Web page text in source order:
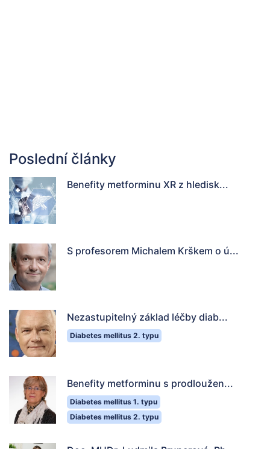
Poslední články
Benefity metforminu XR z hledisk...
S profesorem Michalem Krškem o ú...
Nezastupitelný základ léčby diab...
Diabetes mellitus 2. typu
Benefity metforminu s prodloužen...
Diabetes mellitus 1. typu
Diabetes mellitus 2. typu